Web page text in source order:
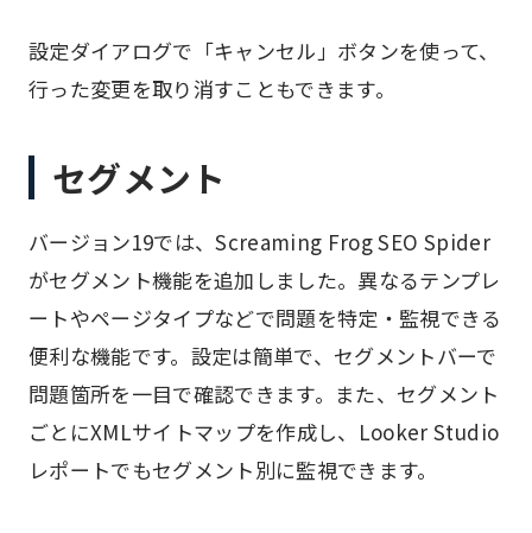
設定ダイアログで「キャンセル」ボタンを使って、
行った変更を取り消すこともできます。
セグメント
バージョン19では、Screaming Frog SEO Spider
がセグメント機能を追加しました。異なるテンプレ
ートやページタイプなどで問題を特定・監視できる
便利な機能です。設定は簡単で、セグメントバーで
問題箇所を一目で確認できます。また、セグメント
ごとにXMLサイトマップを作成し、Looker Studio
レポートでもセグメント別に監視できます。